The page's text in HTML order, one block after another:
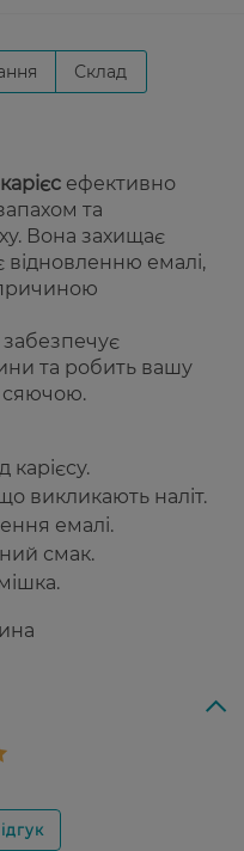
Склад
ефективно
та
Вона захищає
відновленню емалі,
забезпечує
та робить вашу
сяючою.
карієсу.
викликають наліт.
емалі.
смак.